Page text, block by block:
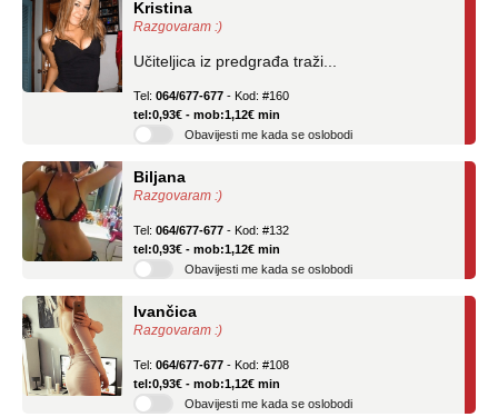
Razgovaram :)
tel:0,93€ - mob:1,12€ min
Obavijesti me kada se oslobodi
Razgovaram :)
tel:0,93€ - mob:1,12€ min
Obavijesti me kada se oslobodi
Razgovaram :)
tel:0,93€ - mob:1,12€ min
Obavijesti me kada se oslobodi